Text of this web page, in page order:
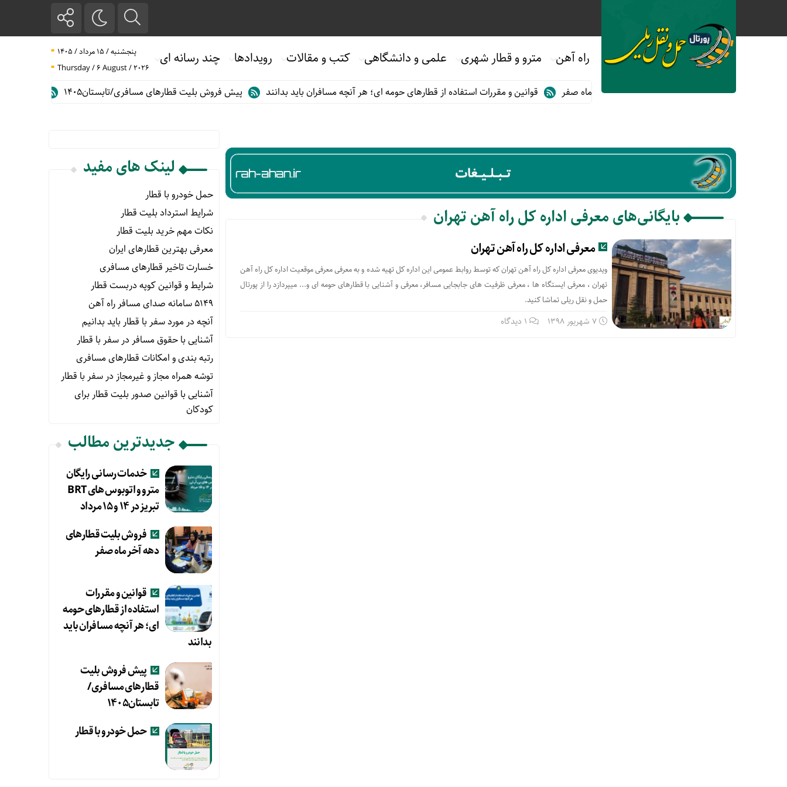
راه آهن مترو و قطار شهری علمی و دانشگاهی کتب و مقالات رویدادها چند رسانه ای
پنجشنبه / ۱۵ مرداد / ۱۴۰۵
Thursday / 6 August / 2026
فروش بلیت قطارهای دهه آخر ماه صفر قوانین و مقررات استفاده از قطارهای حومه ای؛ هر آنچه مسافران باید بدانند پیش فروش بلیت قطارهای مسافری/تابستان۱۴۰۵
بایگانی‌های معرفی اداره کل راه آهن تهران
معرفی اداره کل راه آهن تهران
ویدیوی معرفی اداره کل راه آهن تهران که توسط روابط عمومی این اداره کل تهیه شده و به معرفی معرفی موقعیت اداره کل راه آهن
تهران ، معرفی ایستگاه ها ، معرفی ظرفیت های جابجایی مسافر، معرفی و آشنایی با قطارهای حومه ای و... میپردازد را از پورتال
حمل و نقل ریلی تماشا کنید.
7 شهریور 1398 1 دیدگاه
لینک های مفید
حمل خودرو با قطار
شرایط استرداد بلیت قطار
نکات مهم خرید بلیت قطار
معرفی بهترین قطارهای ایران
خسارت تاخیر قطارهای مسافری
شرایط و قوانین کوپه دربست قطار
۵۱۴۹ سامانه صدای مسافر راه آهن
آنچه در مورد سفر با قطار باید بدانیم
آشنایی با حقوق مسافر در سفر با قطار
رتبه بندی و امکانات قطارهای مسافری
توشه همراه مجاز و غیرمجاز در سفر با قطار
آشنایی با قوانین صدور بلیت قطار برای
کودکان
جدیدترین مطالب
خدمات رسانی رایگان
مترو و اتوبوس های BRT
تبریز در ۱۴ و ۱۵ مرداد
فروش بلیت قطارهای
دهه آخر ماه صفر
قوانین و مقررات
استفاده از قطارهای حومه
ای؛ هر آنچه مسافران باید
بدانند
پیش فروش بلیت
قطارهای مسافری/
تابستان۱۴۰۵
حمل خودرو با قطار